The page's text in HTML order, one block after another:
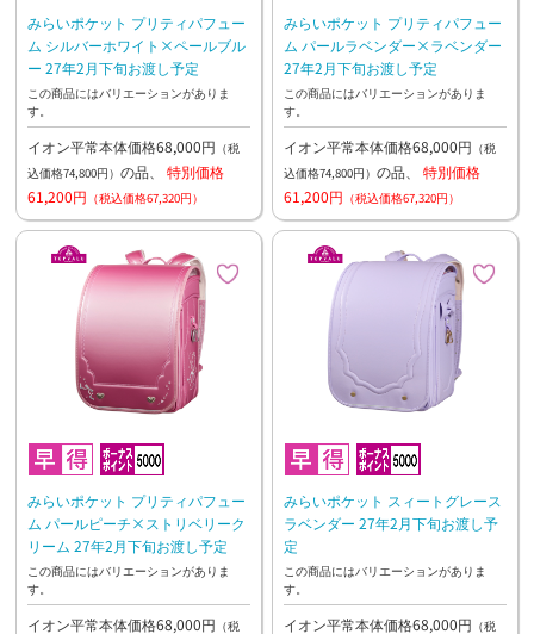
みらいポケット プリティパフュー
ム シルバーホワイト×ペールブル
ー 27年2月下旬お渡し予定
この商品にはバリエーションがありま
す。
イオン平常本体価格68,000円 （税
込価格74,800円） の品、 特別価格
61,200円 （税込価格67,320円）
みらいポケット プリティパフュー
ム パールラベンダー×ラベンダー
27年2月下旬お渡し予定
この商品にはバリエーションがありま
す。
イオン平常本体価格68,000円 （税
込価格74,800円） の品、 特別価格
61,200円 （税込価格67,320円）
みらいポケット プリティパフュー
ム パールピーチ×ストリベリーク
リーム 27年2月下旬お渡し予定
この商品にはバリエーションがありま
す。
イオン平常本体価格68,000円 （税
みらいポケット スィートグレース
ラベンダー 27年2月下旬お渡し予
定
この商品にはバリエーションがありま
す。
イオン平常本体価格68,000円 （税